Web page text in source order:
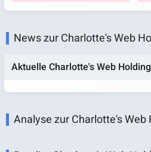
News zur Charlotte's Web
Aktuelle Charlotte's Web
Analyse zur Charlotte's Web